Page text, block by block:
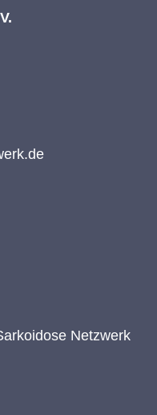
Netzwerk